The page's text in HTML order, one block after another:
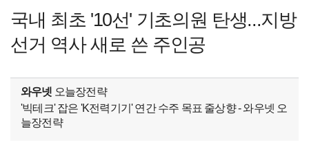
국내 최초 '10선' 기초의원 탄생...지방
선거 역사 새로 쓴 주인공
와우넷 오늘장전략
'빅테크' 잡은 'K전력기기' 연간 수주 목표 줄상향 - 와우넷 오
늘장전략